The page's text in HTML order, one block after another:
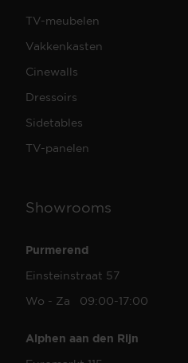
TV-meubelen
Vakkenkasten
Cinewalls
Dressoirs
Sidetables
TV-panelen
Showrooms
Purmerend
Einsteinstraat 57
Wo - Za 09:00-17:00
Alphen aan den Rijn